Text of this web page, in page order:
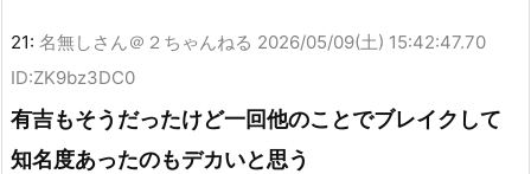
21: 名無しさん＠２ちゃんねる 2026/05/09(土) 15:42:47.70
ID:ZK9bz3DC0
有吉もそうだったけど一回他のことでブレイクして
知名度あったのもデカいと思う